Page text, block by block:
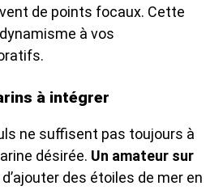
de points focaux. Cette
à vos
à intégrer
ne suffisent pas toujours à
désirée. Un amateur sur
des étoiles de mer en